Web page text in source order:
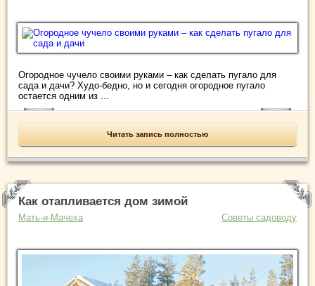
Огородное чучело своими руками – как сделать пугало для
сада и дачи? Худо-бедно, но и сегодня огородное пугало
остается одним из ...
Читать запись полностью
Как отапливается дом зимой
Мать-и-Мачеха Советы садоводу